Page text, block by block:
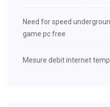
Need for speed
game pc free
Mesure debit internet